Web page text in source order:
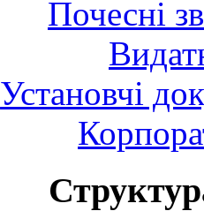
Почесні
Установчі